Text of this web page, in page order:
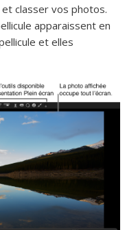
classer vos photos.
apparaissent en
et elles